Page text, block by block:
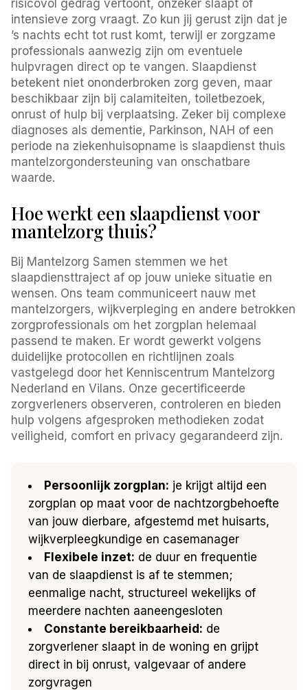
risicovol gedrag vertoont, onzeker slaapt of
intensieve zorg vraagt. Zo kun jij gerust zijn dat je
’s nachts echt tot rust komt, terwijl er zorgzame
professionals aanwezig zijn om eventuele
hulpvragen direct op te vangen. Slaapdienst
betekent niet ononderbroken zorg geven, maar
beschikbaar zijn bij calamiteiten, toiletbezoek,
onrust of hulp bij verplaatsing. Zeker bij complexe
diagnoses als dementie, Parkinson, NAH of een
periode na ziekenhuisopname is slaapdienst thuis
mantelzorgondersteuning van onschatbare
waarde.
Hoe werkt een slaapdienst voor
mantelzorg thuis?
Bij Mantelzorg Samen stemmen we het
slaapdiensttraject af op jouw unieke situatie en
wensen. Ons team communiceert nauw met
mantelzorgers, wijkverpleging en andere betrokken
zorgprofessionals om het zorgplan helemaal
passend te maken. Er wordt gewerkt volgens
duidelijke protocollen en richtlijnen zoals
vastgelegd door het Kenniscentrum Mantelzorg
Nederland en Vilans. Onze gecertificeerde
zorgverleners observeren, controleren en bieden
hulp volgens afgesproken methodieken zodat
veiligheid, comfort en privacy gegarandeerd zijn.
Persoonlijk zorgplan: je krijgt altijd een
zorgplan op maat voor de nachtzorgbehoefte
van jouw dierbare, afgestemd met huisarts,
wijkverpleegkundige en casemanager
Flexibele inzet: de duur en frequentie
van de slaapdienst is af te stemmen;
eenmalige nacht, structureel wekelijks of
meerdere nachten aaneengesloten
Constante bereikbaarheid: de
zorgverlener slaapt in de woning en grijpt
direct in bij onrust, valgevaar of andere
zorgvragen